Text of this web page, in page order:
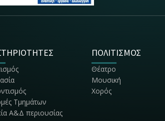
Τμημάτων
Α&Δ περιουσίας
ΠΟΛΙΤΙΣΜΟΣ
Θέατρο
Μουσική
Χορός